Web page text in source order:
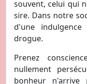
souvent, celui qui
sire. Dans notre
d'une
drogue.
Prenez
nullement
bonheur n'arrive